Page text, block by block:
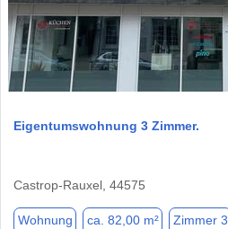
Eigentumswohnung 3 Zimmer.
Castrop-Rauxel, 44575
Wohnung ca. 82,00 m² Zimmer 3